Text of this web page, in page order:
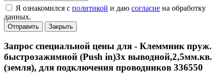
Я ознакомился с политикой и даю согласие на обработку
данных.
Отправить Закрыть
Запрос специальной цены для - Клеммник пруж.
быстрозажимной (Push in)3х выводной,2,5мм.кв.
(земля), для подключения проводников 336550